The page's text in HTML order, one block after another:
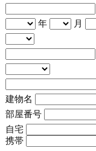
年
月
建物名
部屋番号
自宅
携帯